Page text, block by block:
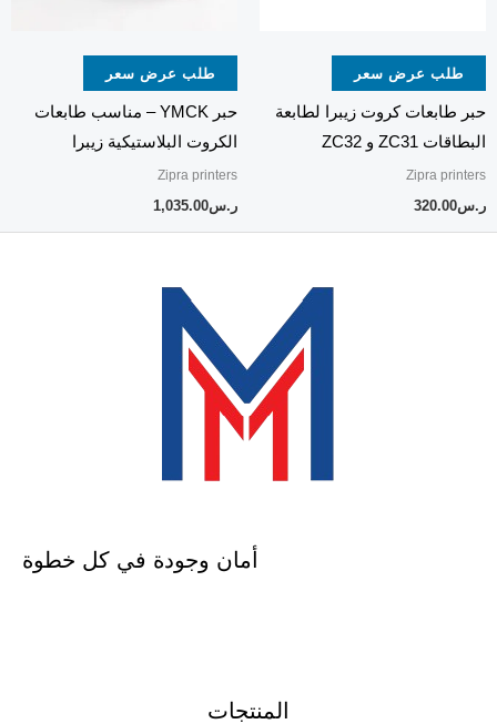
طلب عرض سعر
حبر طابعات كروت زيبرا لطابعة
البطاقات ZC31 و ZC32
Zipra printers
ر.س320.00
طلب عرض سعر
حبر YMCK – مناسب طابعات
الكروت البلاستيكية زيبرا
Zipra printers
ر.س1,035.00
أمان وجودة في كل خطوة
المنتجات